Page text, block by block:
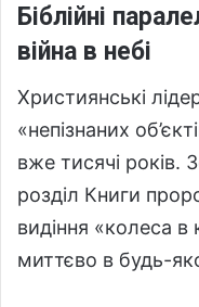
Біблійні
війна в небі
Християнські
«непізнаних
вже тисячі років.
розділ Книги
видіння «колеса
миттєво в будь-